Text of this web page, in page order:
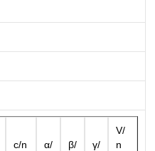
c/n
α/
β/
γ/
V/
n